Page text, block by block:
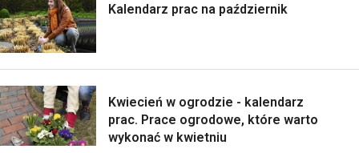
Kalendarz prac na październik
Kwiecień w ogrodzie - kalendarz
prac. Prace ogrodowe, które warto
wykonać w kwietniu